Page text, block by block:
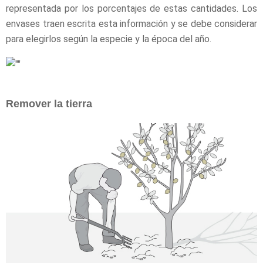
representada por los porcentajes de estas cantidades. Los
envases traen escrita esta información y se debe considerar
para elegirlos según la especie y la época del año.
Remover la tierra